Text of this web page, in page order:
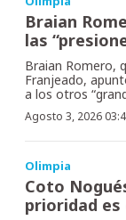
Braian
las
Braian Romero,
Franjeado,
a los otros
Agosto 3, 2026
Olimpia
Coto
prioridad es